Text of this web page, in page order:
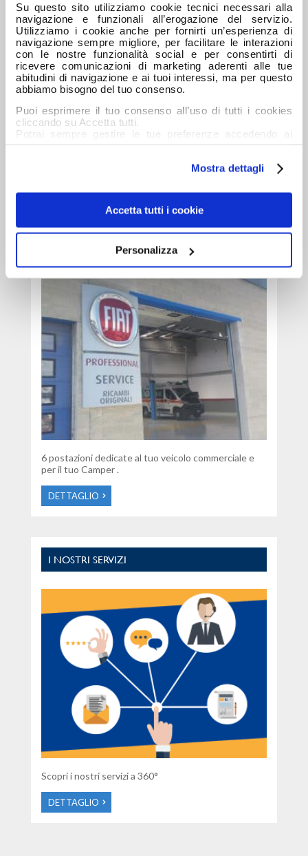
Su questo sito utilizziamo cookie tecnici necessari alla
navigazione e funzionali all’erogazione del servizio.
Utilizziamo i cookie anche per fornirti un’esperienza di
navigazione sempre migliore, per facilitare le interazioni
con le nostre funzionalità social e per consentirti di
ricevere comunicazioni di marketing aderenti alle tue
abitudini di navigazione e ai tuoi interessi, ma per questo
abbiamo bisogno del tuo consenso.
Puoi esprimere il tuo consenso all’uso di tutti i cookies
cliccando su Accetta tutti.
Potrai sempre gestire le tue preferenze accedendo ai
Mostra dettagli
Accetta tutti i cookie
Personalizza
La gamma più completa con il servizio più
6 postazioni dedicate al tuo veicolo commerciale e
per il tuo Camper .
DETTAGLIO
I NOSTRI SERVIZI
Scopri i nostri servizi a 360°
DETTAGLIO